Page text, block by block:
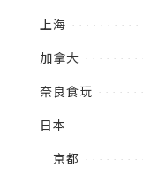
上海
加拿大
奈良食玩
日本
京都